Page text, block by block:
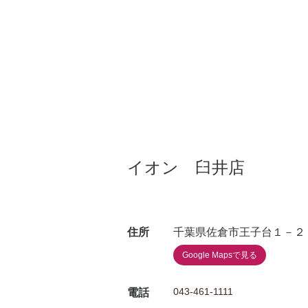
イオン 臼井店
住所 千葉県佐倉市王子台１－２
Google Mapsで見る
電話 043-461-1111